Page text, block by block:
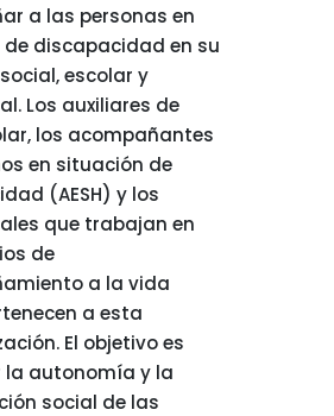
a las personas en
discapacidad en su
escolar y
Los auxiliares de
los acompañantes
en situación de
(AESH) y los
que trabajan en
de
a la vida
a esta
El objetivo es
autonomía y la
social de las